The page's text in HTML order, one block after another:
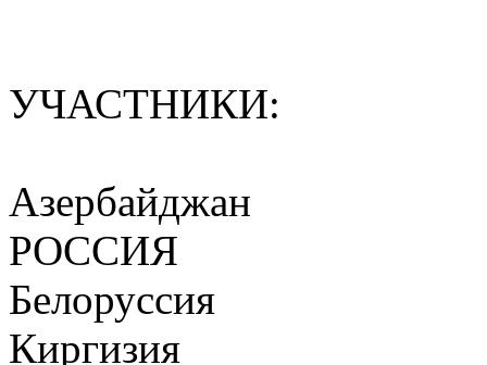
УЧАСТНИКИ:
Азербайджан
РОССИЯ
Белоруссия
Киргизия